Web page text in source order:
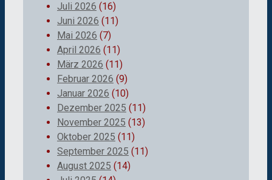
Juli 2026 (16)
Juni 2026 (11)
Mai 2026 (7)
April 2026 (11)
März 2026 (11)
Februar 2026 (9)
Januar 2026 (10)
Dezember 2025 (11)
November 2025 (13)
Oktober 2025 (11)
September 2025 (11)
August 2025 (14)